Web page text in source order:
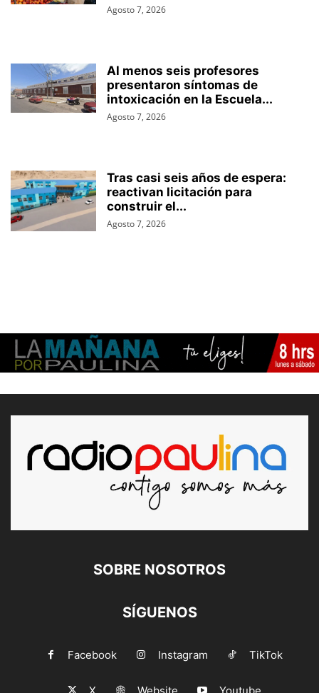
Agosto 7, 2026
Al menos seis profesores
presentaron síntomas de
intoxicación en la Escuela...
Agosto 7, 2026
Tras casi seis años de espera:
reactivan licitación para
construir el...
Agosto 7, 2026
SOBRE NOSOTROS
SÍGUENOS
Facebook Instagram TikTok